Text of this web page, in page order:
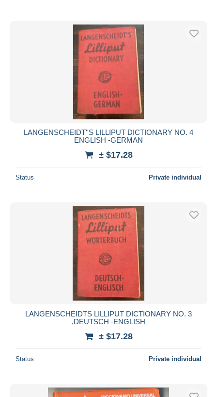
LANGENSCHEIDT''S LILLIPUT DICTIONARY NO. 4
ENGLISH -GERMAN
± $17.28
Status Private individual
LANGENSCHEIDTS LILLIPUT DICTIONARY NO. 3
,DEUTSCH -ENGLISH
± $17.28
Status Private individual